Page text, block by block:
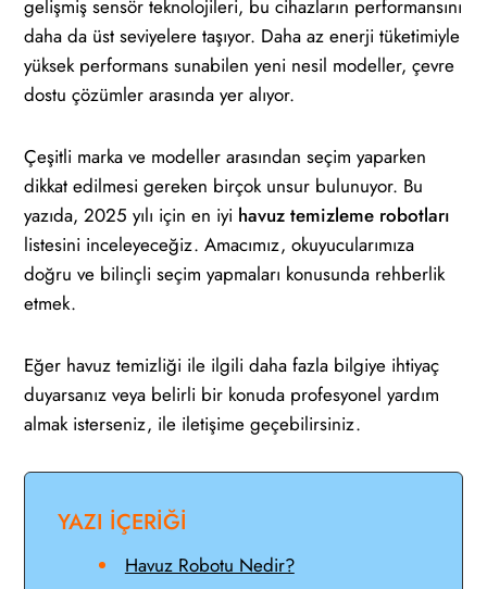
gelişmiş sensör teknolojileri, bu cihazların performansını
daha da üst seviyelere taşıyor. Daha az enerji tüketimiyle
yüksek performans sunabilen yeni nesil modeller, çevre
dostu çözümler arasında yer alıyor.
Çeşitli marka ve modeller arasından seçim yaparken
dikkat edilmesi gereken birçok unsur bulunuyor. Bu
yazıda, 2025 yılı için en iyi havuz temizleme robotları
listesini inceleyeceğiz. Amacımız, okuyucularımıza
doğru ve bilinçli seçim yapmaları konusunda rehberlik
etmek.
Eğer havuz temizliği ile ilgili daha fazla bilgiye ihtiyaç
duyarsanız veya belirli bir konuda profesyonel yardım
almak isterseniz, ile iletişime geçebilirsiniz.
YAZI İÇERİĞİ
Havuz Robotu Nedir?